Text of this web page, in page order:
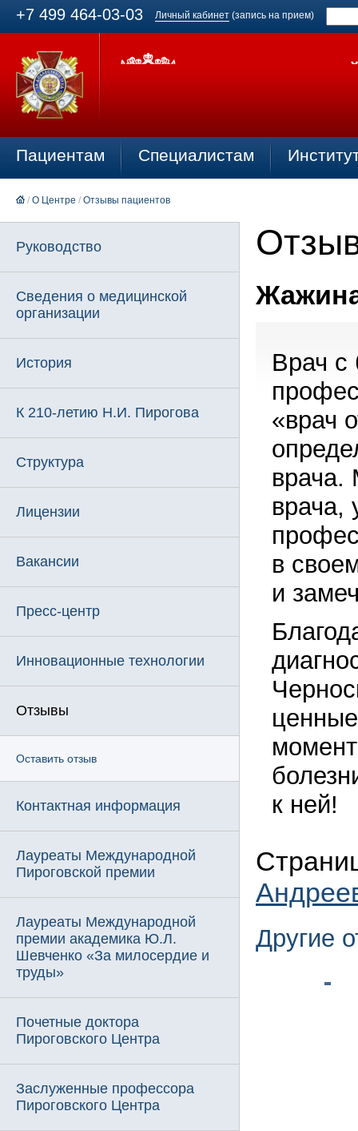
+7 499 464-03-03 Личный кабинет (запись на прием)
Пациентам Специалистам
/ О Центре / Отзывы пациентов
Руководство
Сведения о медицинской
организации
История
К 210-летию Н.И. Пирогова
Структура
Лицензии
Вакансии
Пресс-центр
Инновационные технологии
Отзывы
Оставить отзыв
Контактная информация
Лауреаты Международной
Пироговской премии
Лауреаты Международной
премии академика Ю.Л.
Шевченко «За милосердие и
труды»
Почетные доктора
Пироговского Центра
Заслуженные профессора
Пироговского Центра
Врач с
«врач
врача.
врача,
в
и
к ней!
Другие